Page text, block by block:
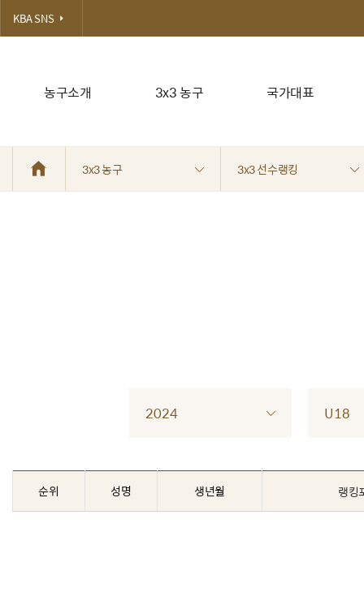
농구소개 3x3 농구 국가대표
KBA SNS
3x3 농구 3x3 선수랭킹
2024 U18
순위 성명 생년월 랭킹